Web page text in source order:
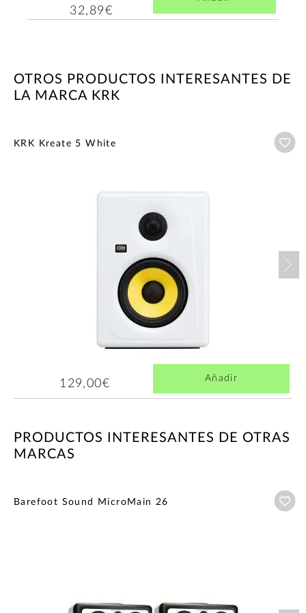
32,89€
OTROS PRODUCTOS INTERESANTES DE
LA MARCA KRK
KRK Kreate 5 White
129,00€ Añadir
PRODUCTOS INTERESANTES DE OTRAS
MARCAS
Barefoot Sound MicroMain 26